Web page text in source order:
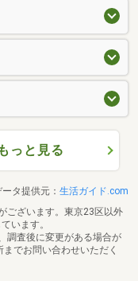
っと見る
タ提供元： 生活ガイド.com
ございます。東京23区以外
います。
調査後に変更がある場合が
でお問い合わせいただく